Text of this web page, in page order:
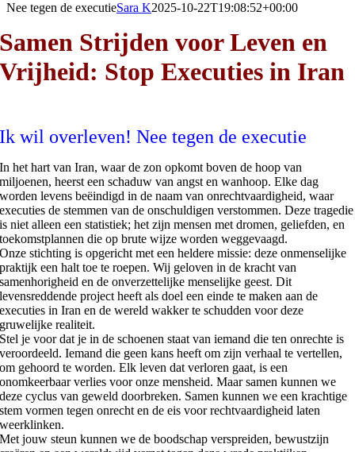
Nee tegen de executieSara K2025-10-22T19:08:52+00:00
Samen Strijden voor Leven en
Vrijheid: Stop Executies in Iran
Ik wil overleven! Nee tegen de executie
In het hart van Iran, waar de zon opkomt boven de hoop van
miljoenen, heerst een schaduw van angst en wanhoop. Elke dag
worden levens beëindigd in de naam van onrechtvaardigheid, waar
executies de stemmen van de onschuldigen verstommen. Deze tragedie
is niet alleen een statistiek; het zijn mensen met dromen, geliefden, en
toekomstplannen die op brute wijze worden weggevaagd.
Onze stichting is opgericht met een heldere missie: deze onmenselijke
praktijk een halt toe te roepen. Wij geloven in de kracht van
samenhorigheid en de onverzettelijke menselijke geest. Dit
levensreddende project heeft als doel een einde te maken aan de
executies in Iran en de wereld wakker te schudden voor deze
gruwelijke realiteit.
Stel je voor dat je in de schoenen staat van iemand die ten onrechte is
veroordeeld. Iemand die geen kans heeft om zijn verhaal te vertellen,
om gehoord te worden. Elk leven dat verloren gaat, is een
onomkeerbaar verlies voor onze mensheid. Maar samen kunnen we
deze cyclus van geweld doorbreken. Samen kunnen we een krachtige
stem vormen tegen onrecht en de eis voor rechtvaardigheid laten
weerklinken.
Met jouw steun kunnen we de boodschap verspreiden, bewustzijn